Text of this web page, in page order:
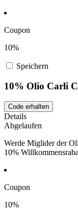
Coupon
10%
Speichern
10% Olio Carli
Code erhalten
Details
Abgelaufen
Werde Miglider der
10%
Coupon
10%